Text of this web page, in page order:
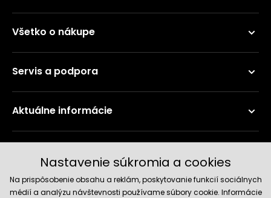
Všetko o nákupe
Servis a podpora
Aktuálne informácie
Nastavenie súkromia a cookies
Na prispôsobenie obsahu a reklám, poskytovanie funkcií sociálnych
médií a analýzu návštevnosti používame súbory cookie. Informácie